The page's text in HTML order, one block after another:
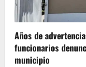
Años de
funcionarios
municipio